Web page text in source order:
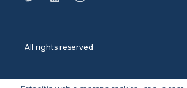
All rights reserved